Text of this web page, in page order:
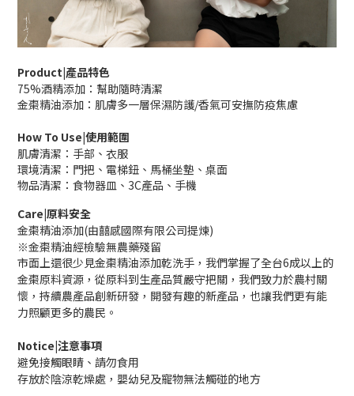
Product|產品特色
75%酒精添加：幫助隨時清潔
金棗精油添加：肌膚多一層保濕防護/香氣可安撫防疫焦慮
How To Use|使用範圍
肌膚清潔：手部、衣服
環境清潔：門把、電梯鈕、馬桶坐墊、桌面
物品清潔：食物器皿、3C產品、手機
Care|原料安全
金棗精油添加(由囍感國際有限公司提煉)
※金棗精油經檢驗無農藥殘留
市面上還很少見金棗精油添加乾洗手，我們掌握了全台6成以上的
金棗原料資源，從原料到生產品質嚴守把關，我們致力於農村關
懷，持續農產品創新研發，開發有趣的新產品，也讓我們更有能
力照顧更多的農民。
Notice|注意事項
避免接觸眼睛、請勿食用
存放於陰涼乾燥處，嬰幼兒及寵物無法觸碰的地方